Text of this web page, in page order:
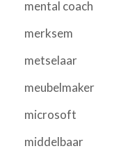
mental coach
merksem
metselaar
meubelmaker
microsoft
middelbaar